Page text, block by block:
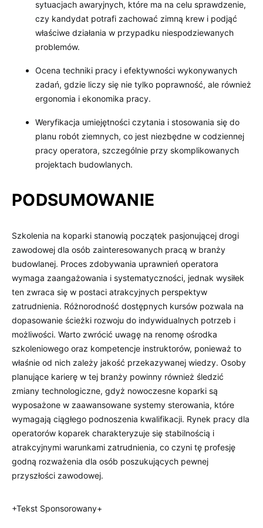
sytuacjach awaryjnych, które ma na celu sprawdzenie,
czy kandydat potrafi zachować zimną krew i podjąć
właściwe działania w przypadku niespodziewanych
problemów.
Ocena techniki pracy i efektywności wykonywanych
zadań, gdzie liczy się nie tylko poprawność, ale również
ergonomia i ekonomika pracy.
Weryfikacja umiejętności czytania i stosowania się do
planu robót ziemnych, co jest niezbędne w codziennej
pracy operatora, szczególnie przy skomplikowanych
projektach budowlanych.
PODSUMOWANIE
Szkolenia na koparki stanowią początek pasjonującej drogi
zawodowej dla osób zainteresowanych pracą w branży
budowlanej. Proces zdobywania uprawnień operatora
wymaga zaangażowania i systematyczności, jednak wysiłek
ten zwraca się w postaci atrakcyjnych perspektyw
zatrudnienia. Różnorodność dostępnych kursów pozwala na
dopasowanie ścieżki rozwoju do indywidualnych potrzeb i
możliwości. Warto zwrócić uwagę na renomę ośrodka
szkoleniowego oraz kompetencje instruktorów, ponieważ to
właśnie od nich zależy jakość przekazywanej wiedzy. Osoby
planujące karierę w tej branży powinny również śledzić
zmiany technologiczne, gdyż nowoczesne koparki są
wyposażone w zaawansowane systemy sterowania, które
wymagają ciągłego podnoszenia kwalifikacji. Rynek pracy dla
operatorów koparek charakteryzuje się stabilnością i
atrakcyjnymi warunkami zatrudnienia, co czyni tę profesję
godną rozważenia dla osób poszukujących pewnej
przyszłości zawodowej.
+Tekst Sponsorowany+